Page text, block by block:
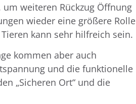
weiteren Rückzug Öffnung
wieder eine größere Rolle
kann sehr hilfreich sein.
kommen aber auch
und die funktionelle
„Sicheren Ort“ und die